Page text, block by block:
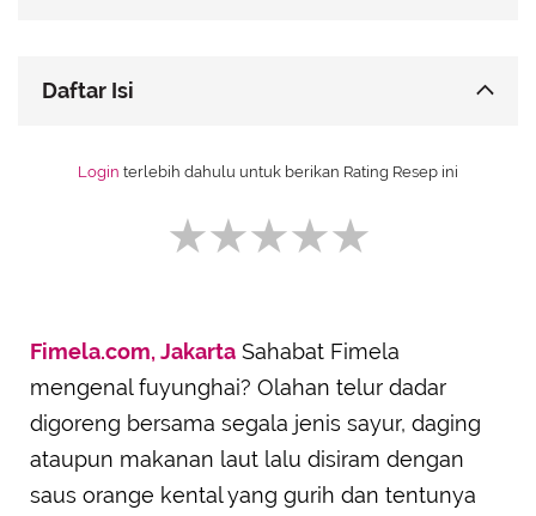
Daftar Isi
Fuyunghai:
Cara Pembuatan Fuyunghai:
Login terlebih dahulu untuk berikan Rating Resep ini
SUBMIT REVIEW
Fimela.com, Jakarta Sahabat Fimela
mengenal fuyunghai? Olahan telur dadar
digoreng bersama segala jenis sayur, daging
ataupun makanan laut lalu disiram dengan
saus orange kental yang gurih dan tentunya